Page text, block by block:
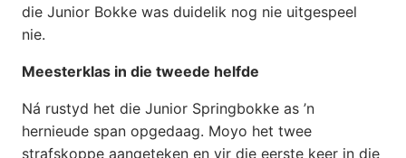
die Junior Bokke was duidelik nog nie uitgespeel
nie.
Meesterklas in die tweede helfde
Ná rustyd het die Junior Springbokke as ’n
hernieude span opgedaag. Moyo het twee
strafskoppe aangeteken en vir die eerste keer in die